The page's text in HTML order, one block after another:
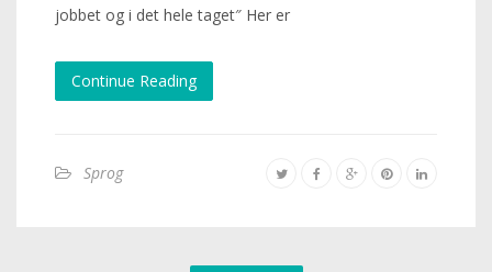
jobbet og i det hele taget″ Her er
Continue Reading
Sprog